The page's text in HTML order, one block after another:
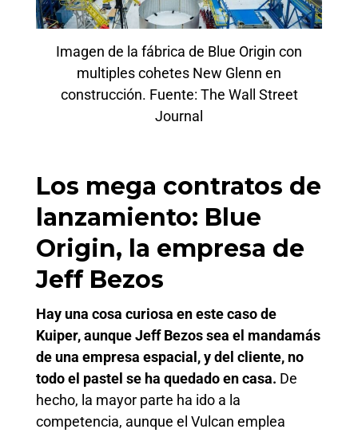
Imagen de la fábrica de Blue Origin con
multiples cohetes New Glenn en
construcción. Fuente: The Wall Street
Journal
Los mega contratos de
lanzamiento: Blue
Origin, la empresa de
Jeff Bezos
Hay una cosa curiosa en este caso de
Kuiper, aunque Jeff Bezos sea el mandamás
de una empresa espacial, y del cliente, no
todo el pastel se ha quedado en casa. De
hecho, la mayor parte ha ido a la
competencia, aunque el Vulcan emplea